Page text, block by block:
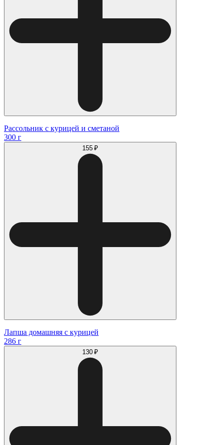
Рассольник с курицей и сметаной
300 г
155 ₽
Лапша домашняя с курицей
286 г
130 ₽